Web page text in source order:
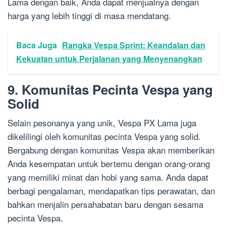
harga yang lebih tinggi di masa mendatang.
Baca Juga Rangka Vespa Sprint: Keandalan dan
Kekuatan untuk Perjalanan yang Menyenangkan
9. Komunitas Pecinta Vespa yang
Solid
Selain pesonanya yang unik, Vespa PX Lama juga
dikelilingi oleh komunitas pecinta Vespa yang solid.
Bergabung dengan komunitas Vespa akan memberikan
Anda kesempatan untuk bertemu dengan orang-orang
yang memiliki minat dan hobi yang sama. Anda dapat
berbagi pengalaman, mendapatkan tips perawatan, dan
bahkan menjalin persahabatan baru dengan sesama
pecinta Vespa.